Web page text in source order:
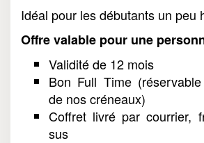
Idéal pour les débutants un peu
Offre valable pour une
Validité de 12 mois
Bon Full Time
de nos créneaux)
Coffret livré par courrier,
sus